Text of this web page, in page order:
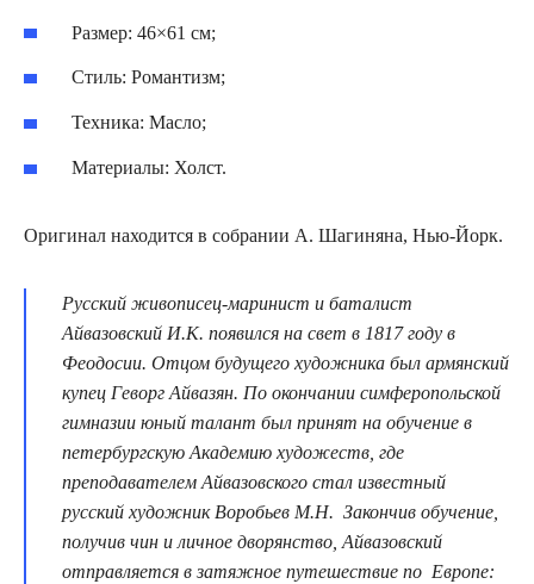
Размер: 46×61 см;
Стиль: Романтизм;
Техника: Масло;
Материалы: Холст.
Оригинал находится в собрании А. Шагиняна, Нью-Йорк.
Русский живописец-маринист и баталист
Айвазовский И.К. появился на свет в 1817 году в
Феодосии. Отцом будущего художника был армянский
купец Геворг Айвазян. По окончании симферопольской
гимназии юный талант был принят на обучение в
петербургскую Академию художеств, где
преподавателем Айвазовского стал известный
русский художник Воробьев М.Н. Закончив обучение,
получив чин и личное дворянство, Айвазовский
отправляется в затяжное путешествие по Европе: